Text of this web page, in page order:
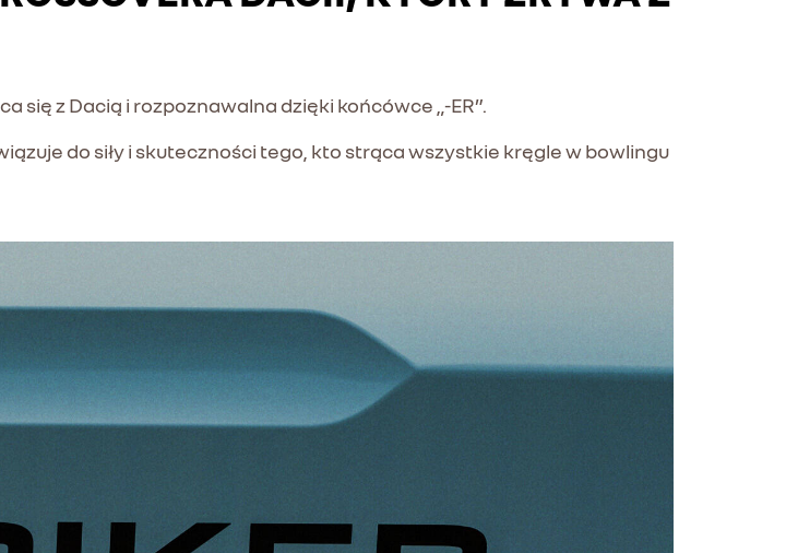
się z Dacią i rozpoznawalna dzięki końcówce „-ER”.
do siły i skuteczności tego, kto strąca wszystkie kręgle w bowlingu